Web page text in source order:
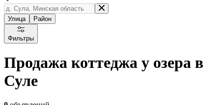
Улица Район
Фильтры
Продажа коттеджа у озера в
Суле